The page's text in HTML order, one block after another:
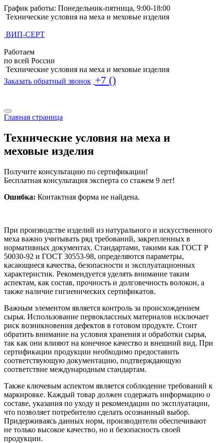
График работы: Понедельник-пятница, 9:00-18:00
Технические условия на меха и меховые изделия
ВИП-СЕРТ
Работаем
по всей России
Технические условия на меха и меховые изделия
Заказать обратный звонок +7 ()
Главная страница
Технические условия на меха и
меховые изделия
Получите консультацию по сертификации!
Бесплатная консультация эксперта со стажем 9 лет!
Ошибка: Контактная форма не найдена.
При производстве изделий из натурального и искусственного
меха важно учитывать ряд требований, закрепленных в
нормативных документах. Стандартами, такими как ГОСТ Р
50030-92 и ГОСТ 30553-98, определяются параметры,
касающиеся качества, безопасности и эксплуатационных
характеристик. Рекомендуется уделять внимание таким
аспектам, как состав, прочность и долговечность волокон, а
также наличие гигиенических сертификатов.
Важным элементом является контроль за происхождением
сырья. Использование первоклассных материалов исключает
риск возникновения дефектов в готовом продукте. Стоит
обратить внимание на условия хранения и обработки сырья,
так как они влияют на конечное качество и внешний вид. При
сертификации продукции необходимо предоставить
соответствующую документацию, подтверждающую
соответствие международным стандартам.
Также ключевым аспектом является соблюдение требований к
маркировке. Каждый товар должен содержать информацию о
составе, указания по уходу и рекомендации по эксплуатации,
что позволяет потребителю сделать осознанный выбор.
Придерживаясь данных норм, производители обеспечивают
не только высокое качество, но и безопасность своей
продукции.